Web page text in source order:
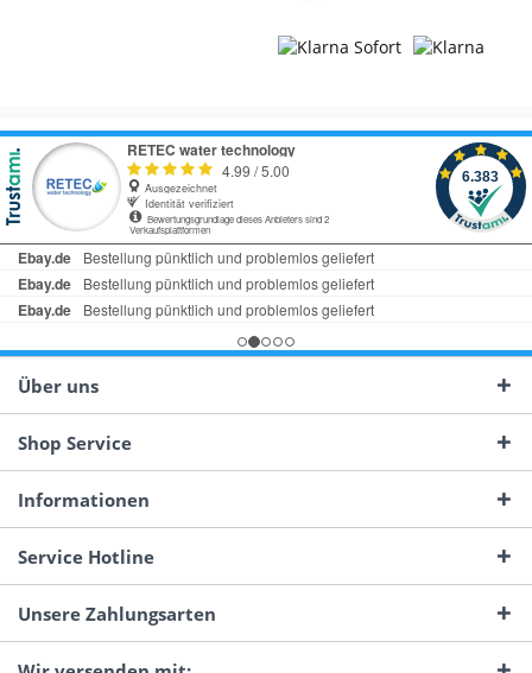
Über uns
Shop Service
Informationen
Service Hotline
Unsere Zahlungsarten